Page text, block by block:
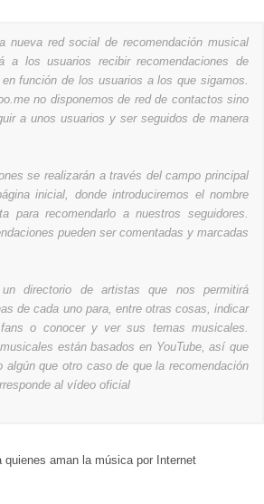
nueva red social de recomendación musical
a los usuarios recibir recomendaciones de
función de los usuarios a los que sigamos.
no disponemos de red de contactos sino
a unos usuarios y ser seguidos de manera
se realizarán a través del campo principal
inicial, donde introduciremos el nombre
para recomendarlo a nuestros seguidores.
pueden ser comentadas y marcadas
directorio de artistas que nos permitirá
de cada uno para, entre otras cosas, indicar
o conocer y ver sus temas musicales.
están basados en YouTube, así que
algún que otro caso de que la recomendación
al vídeo oficial
quienes aman la música por Internet